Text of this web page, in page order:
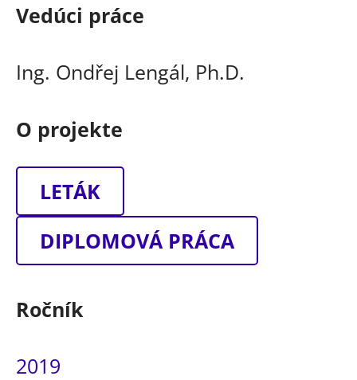
Vedúci práce
Ing. Ondřej Lengál, Ph.D.
O projekte
LETÁK
DIPLOMOVÁ PRÁCA
Ročník
2019